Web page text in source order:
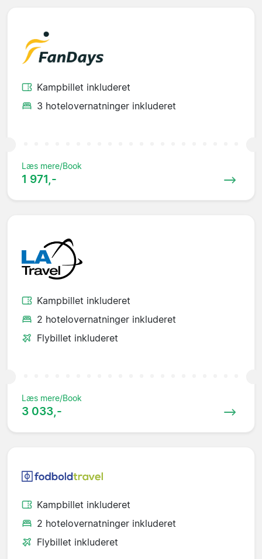
Kampbillet inkluderet
3 hotelovernatninger inkluderet
Læs mere/Book
1 971,-
Kampbillet inkluderet
2 hotelovernatninger inkluderet
Flybillet inkluderet
Læs mere/Book
3 033,-
Kampbillet inkluderet
2 hotelovernatninger inkluderet
Flybillet inkluderet